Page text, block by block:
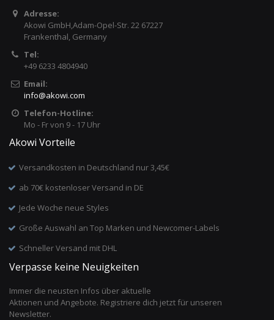
Adresse:
Akowi GmbH,Adam-Opel-Str. 22 67227
Frankenthal, Germany
Tel:
+49 6233 4804940
Email:
info@akowi.com
Telefon-Hotline:
Mo - Fr von 9 - 17 Uhr
Akowi Vorteile
Versandkosten in Deutschland nur 3,45€
ab 70€ kostenloser Versand in DE
Jede Woche neue Styles
Große Auswahl an Top Marken und Newcomer-Labels
Schneller Versand mit DHL
Verpasse keine Neuigkeiten
Immer die neusten Infos über aktuelle
Aktionen und Angebote. Registriere dich jetzt für unseren
Newsletter.